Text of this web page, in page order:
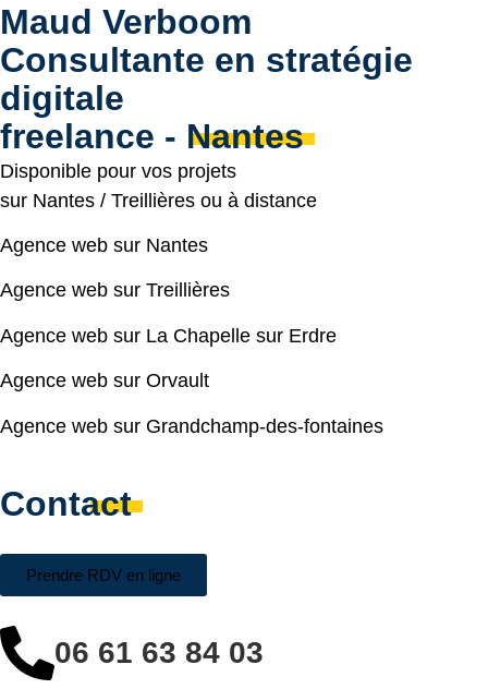
Maud Verboom
Consultante en stratégie
digitale
freelance - Nantes
Disponible pour vos projets
sur Nantes / Treillières ou à distance
Agence web sur Nantes
Agence web sur Treillières
Agence web sur La Chapelle sur Erdre
Agence web sur Orvault
Agence web sur Grandchamp-des-fontaines
Contact
Prendre RDV en ligne
06 61 63 84 03